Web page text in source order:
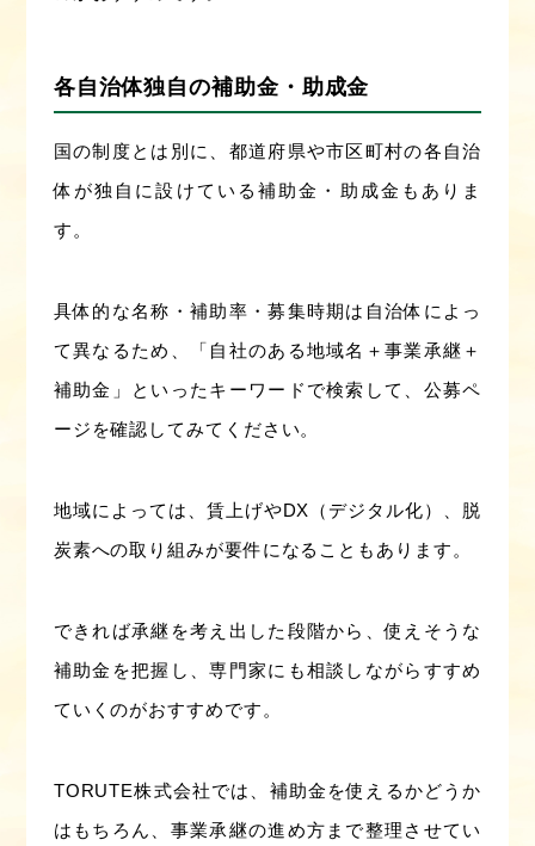
各自治体独自の補助金・助成金
国の制度とは別に、都道府県や市区町村の各自治
体が独自に設けている補助金・助成金もありま
す。
具体的な名称・補助率・募集時期は自治体によっ
て異なるため、「自社のある地域名＋事業承継＋
補助金」といったキーワードで検索して、公募ペ
ージを確認してみてください。
地域によっては、賃上げやDX（デジタル化）、脱
炭素への取り組みが要件になることもあります。
できれば承継を考え出した段階から、使えそうな
補助金を把握し、専門家にも相談しながらすすめ
ていくのがおすすめです。
TORUTE株式会社では、補助金を使えるかどうか
はもちろん、事業承継の進め方まで整理させてい